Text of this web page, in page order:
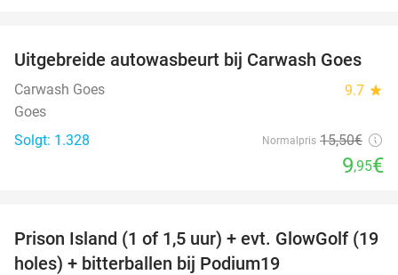
36%
Uitgebreide autowasbeurt bij Carwash Goes
Carwash Goes 9.7 star
Goes
Solgt: 1.328
Normalpris 15,50€
9,95€
36%
Prison Island (1 of 1,5 uur) + evt. GlowGolf (19
holes) + bitterballen bij Podium19